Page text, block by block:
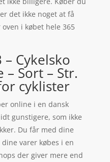
det ikke noget at få
i købet hele 365
– Cykelsko
– Sort – Str.
cyklister
online i en dansk
gunstigere, som ikke
Du får med dine
varer købes i en
der giver mere end